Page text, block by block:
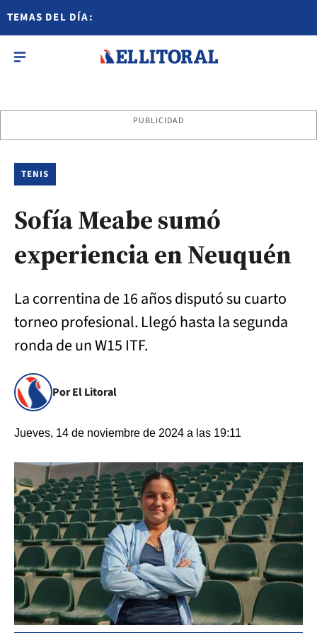
TEMAS DEL DÍA:
PUBLICIDAD
TENIS
Sofía Meabe sumó
experiencia en Neuquén
La correntina de 16 años disputó su cuarto
torneo profesional. Llegó hasta la segunda
ronda de un W15 ITF.
Por El Litoral
Jueves, 14 de noviembre de 2024 a las 19:11